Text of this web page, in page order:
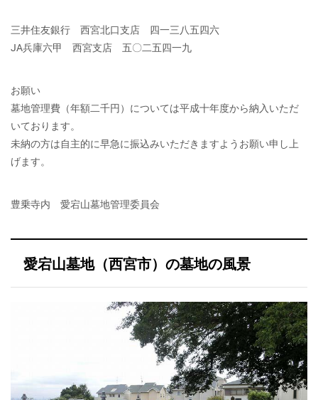
三井住友銀行 西宮北口支店 四一三八五四六
JA兵庫六甲 西宮支店 五〇二五四一九
お願い
墓地管理費（年額二千円）については平成十年度から納入いただ
いております。
未納の方は自主的に早急に振込みいただきますようお願い申し上
げます。
豊乗寺内 愛宕山墓地管理委員会
愛宕山墓地（西宮市）の墓地の風景